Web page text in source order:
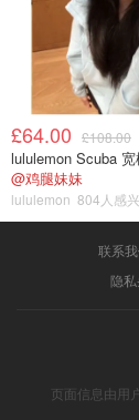
£64.00 £108.00
lululemon Scuba
@鸡腿妹妹
lululemon 804人感
联系
隐
页面信息由用